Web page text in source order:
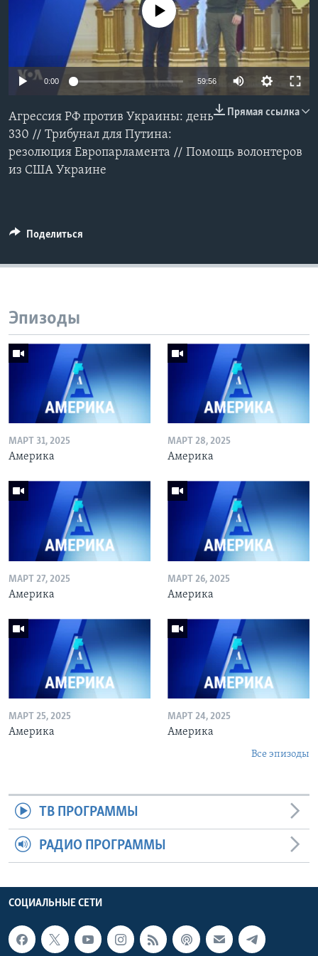
Learning English
СОЦИАЛЬНЫЕ СЕТИ
Языки
No media source currently available
0:00 59:56
Прямая ссылка
Агрессия РФ против Украины: день
330 // Трибунал для Путина:
резолюция Европарламента // Помощь волонтеров
из США Украине
Поделиться
Эпизоды
МАРТ 31, 2025
Америка
МАРТ 28, 2025
Америка
МАРТ 27, 2025
Америка
МАРТ 26, 2025
Америка
МАРТ 25, 2025
Америка
МАРТ 24, 2025
Америка
Все эпизоды
ТВ ПРОГРАММЫ
РАДИО ПРОГРАММЫ
СОЦИАЛЬНЫЕ СЕТИ